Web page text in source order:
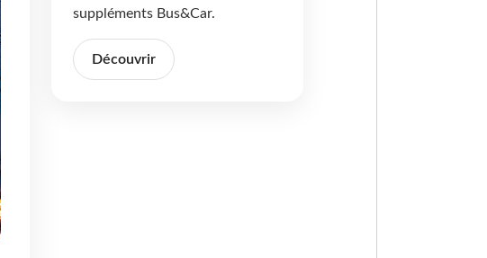
suppléments Bus&Car.
Découvrir